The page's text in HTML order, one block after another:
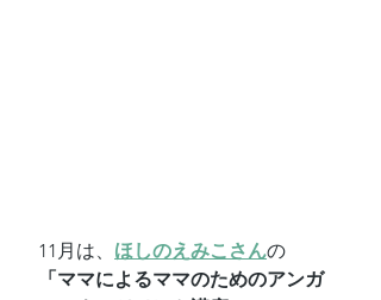
11月は、 ほしのえみこさんの
「ママによるママのためのアンガ